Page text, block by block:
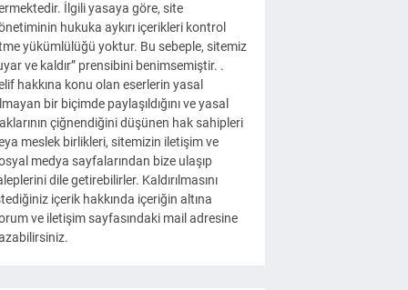
İlgili yasaya göre, site
hukuka aykırı içerikleri kontrol
yükümlülüğü yoktur. Bu sebeple, sitemiz
ve kaldır” prensibini benimsemiştir. .
hakkına konu olan eserlerin yasal
bir biçimde paylaşıldığını ve yasal
çiğnendiğini düşünen hak sahipleri
meslek birlikleri, sitemizin iletişim ve
medya sayfalarından bize ulaşıp
dile getirebilirler. Kaldırılmasını
içerik hakkında içeriğin altına
ve iletişim sayfasındaki mail adresine